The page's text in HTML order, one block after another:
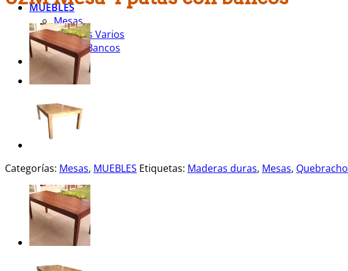
MUEBLES
Mesas
Muebles Varios
Sillas y Bancos
LEÑA
Categorías: Mesas, MUEBLES Etiquetas: Maderas duras, Mesas, Quebracho